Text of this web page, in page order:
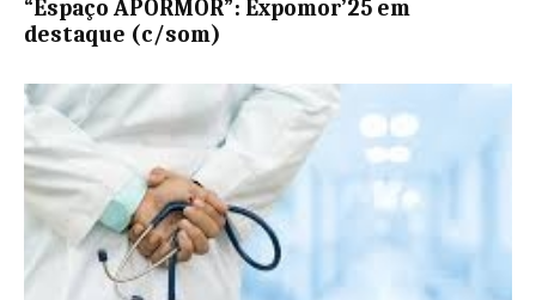
“Espaço APORMOR”: Expomor’25 em
destaque (c/som)